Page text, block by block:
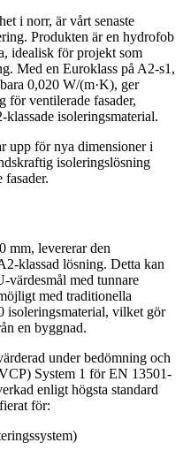
i norr, är vårt senaste
Produkten är en hydrofob
idealisk för projekt som
Med en Euroklass på A2-s1,
0,020 W/(m·K), ger
för ventilerade fasader,
isoleringsmaterial.
upp för nya dimensioner i
isoleringslösning
fasader.
mm, levererar den
klassad lösning. Detta kan
värdesmål med tunnare
med traditionella
isoleringsmaterial, vilket gör
en byggnad.
under bedömning och
System 1 för EN 13501-
enligt högsta standard
för: